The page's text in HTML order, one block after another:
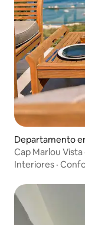
Departamento
Cap Marlou
Interiores ·